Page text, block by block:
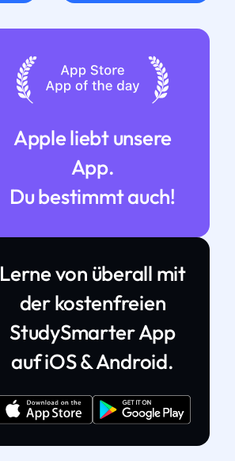
Apple liebt unsere
App.
Du bestimmt auch!
Lerne von überall mit
der kostenfreien
StudySmarter App
auf iOS & Android.